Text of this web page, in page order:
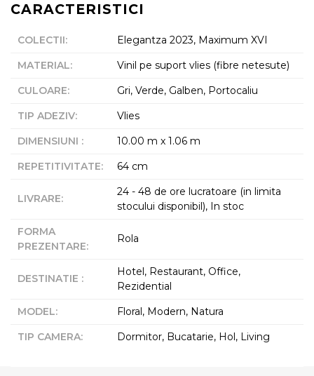
CARACTERISTICI
COLECTII:
Elegantza 2023, Maximum XVI
MATERIAL:
Vinil pe suport vlies (fibre netesute)
CULOARE:
Gri, Verde, Galben, Portocaliu
TIP ADEZIV:
Vlies
DIMENSIUNI :
10.00 m x 1.06 m
REPETITIVITATE: 64 cm
LIVRARE:
24 - 48 de ore lucratoare (in limita
stocului disponibil), In stoc
FORMA
PREZENTARE:
Rola
DESTINATIE :
Hotel, Restaurant, Office,
Rezidential
MODEL:
Floral, Modern, Natura
TIP CAMERA: Dormitor, Bucatarie, Hol, Living